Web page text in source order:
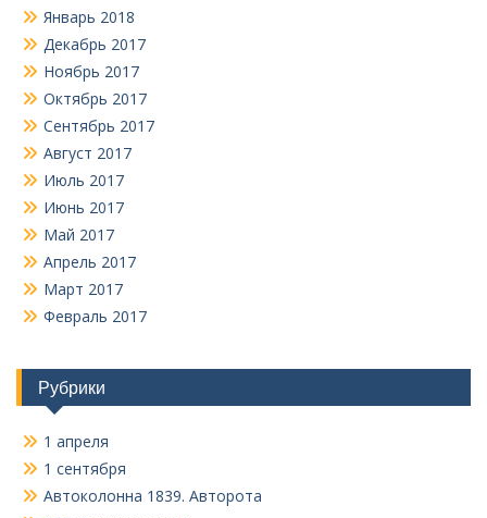
Январь 2018
Декабрь 2017
Ноябрь 2017
Октябрь 2017
Сентябрь 2017
Август 2017
Июль 2017
Июнь 2017
Май 2017
Апрель 2017
Март 2017
Февраль 2017
Рубрики
1 апреля
1 сентября
Автоколонна 1839. Авторота